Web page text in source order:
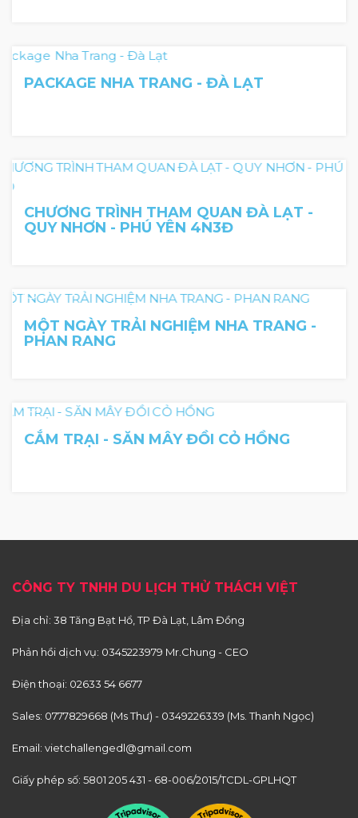
PACKAGE NHA TRANG - ĐÀ LẠT
CHƯƠNG TRÌNH THAM QUAN ĐÀ LẠT -
QUY NHƠN - PHÚ YÊN 4N3Đ
1 day
MỘT NGÀY TRẢI NGHIỆM NHA TRANG -
PHAN RANG
CẮM TRẠI - SĂN MÂY ĐỒI CỎ HỒNG
CÔNG TY TNHH DU LỊCH THỬ THÁCH VIỆT
Địa chỉ: 38 Tăng Bạt Hổ, TP Đà Lạt, Lâm Đồng
Phản hồi dịch vụ: 0345223979 Mr.Chung - CEO
Điện thoại: 02633 54 6677
Sales: 0777829668 (Ms Thư) - 0349226339 (Ms. Thanh Ngọc)
Email: vietchallengedl@gmail.com
Giấy phép số: 5801 205 431 - 68-006/2015/TCDL-GPLHQT